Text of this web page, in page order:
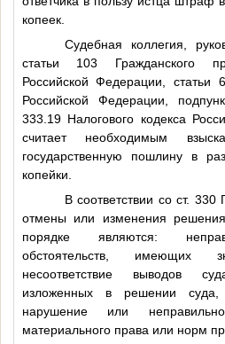
копеек.
Судебная коллегия,
статьи 103 Гражданского
Российской Федерации, статьи
Российской Федерации,
333.19 Налогового кодекса
считает необходимым
государственную пошлину в
копейки.
В соответствии со ст.
отмены или изменения
порядке являются:
обстоятельств, имеющих
несоответствие выводов
изложенных в решении суда,
нарушение или
материального права или норм